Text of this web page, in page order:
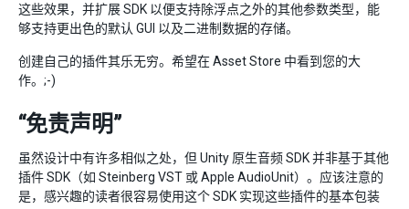
这些效果，并扩展 SDK 以便支持除浮点之外的其他参数类型，能
够支持更出色的默认 GUI 以及二进制数据的存储。
创建自己的插件其乐无穷。希望在 Asset Store 中看到您的大
作。;-)
“免责声明”
虽然设计中有许多相似之处，但 Unity 原生音频 SDK 并非基于其他
插件 SDK（如 Steinberg VST 或 Apple AudioUnit）。应该注意的
是，感兴趣的读者很容易使用这个 SDK 实现这些插件的基本包装